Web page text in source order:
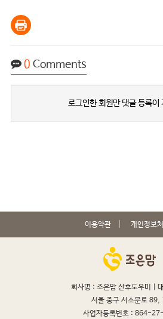
0 Comments
로그인한 회원만 댓글 등록이
이용약관 개인정보
회사명 : 조은맘 산후도우미 |
서울 중구 서소문로 89,
사업자등록번호 : 864-